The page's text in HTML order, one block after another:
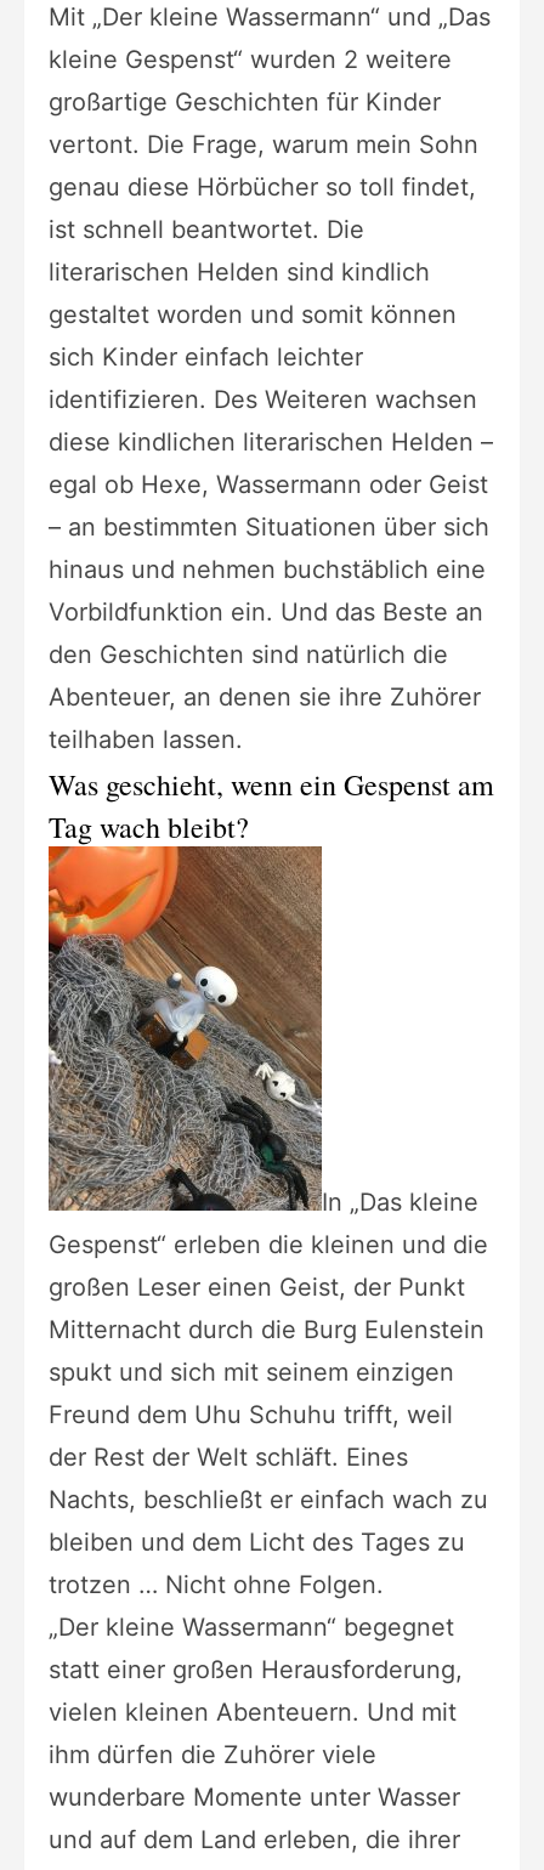
Mit „Der kleine Wassermann“ und „Das
kleine Gespenst“ wurden 2 weitere
großartige Geschichten für Kinder
vertont. Die Frage, warum mein Sohn
genau diese Hörbücher so toll findet,
ist schnell beantwortet. Die
literarischen Helden sind kindlich
gestaltet worden und somit können
sich Kinder einfach leichter
identifizieren. Des Weiteren wachsen
diese kindlichen literarischen Helden –
egal ob Hexe, Wassermann oder Geist
– an bestimmten Situationen über sich
hinaus und nehmen buchstäblich eine
Vorbildfunktion ein. Und das Beste an
den Geschichten sind natürlich die
Abenteuer, an denen sie ihre Zuhörer
teilhaben lassen.
Was geschieht, wenn ein Gespenst am
Tag wach bleibt?
In „Das kleine
Gespenst“ erleben die kleinen und die
großen Leser einen Geist, der Punkt
Mitternacht durch die Burg Eulenstein
spukt und sich mit seinem einzigen
Freund dem Uhu Schuhu trifft, weil
der Rest der Welt schläft. Eines
Nachts, beschließt er einfach wach zu
bleiben und dem Licht des Tages zu
trotzen … Nicht ohne Folgen.
„Der kleine Wassermann“ begegnet
statt einer großen Herausforderung,
vielen kleinen Abenteuern. Und mit
ihm dürfen die Zuhörer viele
wunderbare Momente unter Wasser
und auf dem Land erleben, die ihrer